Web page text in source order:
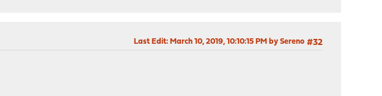
#32
Last Edit: March 10, 2019, 10:10:15 PM by Sereno